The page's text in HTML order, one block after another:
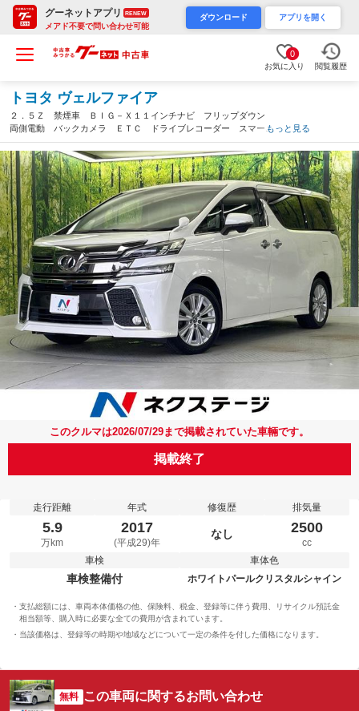
グーネットアプリ RENEW
メアド不要で問い合わせ可能
ダウンロード アプリを開く
0
お気に入り 閲覧履歴
トヨタ ヴェルファイア
２．５Ｚ 禁煙車 ＢＩＧ－Ｘ１１インチナビ フリップダウン
両側電動 バックカメラ ＥＴＣ ドライブレコーダー スマート
キー 純正１８インチアルミ デュアルエアコン Ｂｌｕｅｔｏｏ
ｔｈ（和歌山県）
もっと見る
このクルマは2026/07/29まで掲載されていた車輛です。
掲載終了
走行距離
5.9
万km
年式
2017
(平成29)年
修復歴
なし
排気量
2500
cc
車検
車検整備付
車体色
ホワイトパールクリスタルシャイン
支払総額には、車両本体価格の他、保険料、税金、登録等に伴う費用、リサイクル預託金
相当額等、購入時に必要な全ての費用が含まれています。
当該価格は、登録等の時期や地域などについて一定の条件を付した価格になります。
無料 この車両に関するお問い合わせ